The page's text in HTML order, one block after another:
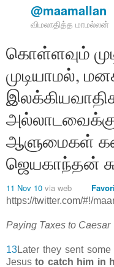
@maamallan
விமலாதித்த மாமல்லன்
கொள்ளவும்
முடியாமல்,
ஆளுமைகள்
ஜெயகாந்தன்
11 Nov 10 via web
https://twitter.com/#!/
Paying Taxes to Caesar
13Later they sent
Jesusto catch him in